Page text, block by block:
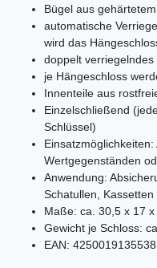
Bügel aus
automatische
wird das
doppelt
je Hängeschloss
Innenteile aus
Einzelschließend
Schlüssel)
Wertgegenständen
Anwendung:
Schatullen, Kassetten
Maße: ca. 30,5 x 17 x
Gewicht je Schloss:
EAN: 4250019135538